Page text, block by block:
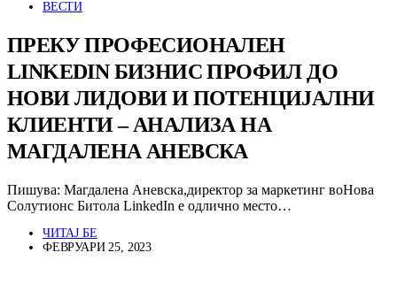
ВЕСТИ
ПРЕКУ ПРОФЕСИОНАЛЕН
LINKEDIN БИЗНИС ПРОФИЛ ДО
НОВИ ЛИДОВИ И ПОТЕНЦИЈАЛНИ
КЛИЕНТИ – АНАЛИЗА НА
МАГДАЛЕНА АНЕВСКА
Пишува: Магдалена Аневска,директор за маркетинг воНова
Солутионс Битола LinkedIn е одлично место…
ЧИТАЈ БЕ
ФЕВРУАРИ 25, 2023